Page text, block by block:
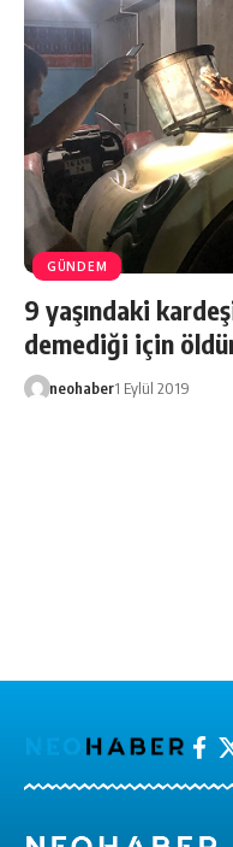
GÜNDEM
9 yaşındaki
demediği için
neohaber1 Eylül 2019